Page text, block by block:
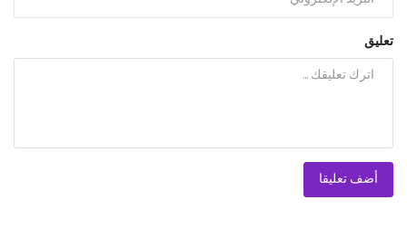
تعليق
أضف تعليقا